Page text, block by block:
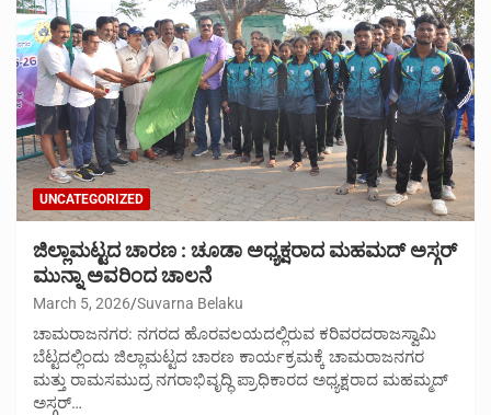
UNCATEGORIZED
ಜಿಲ್ಲಾಮಟ್ಟದ ಚಾರಣ : ಚೂಡಾ ಅಧ್ಯಕ್ಷರಾದ ಮಹಮದ್ ಅಸ್ಗರ್
ಮುನ್ನಾ ಅವರಿಂದ ಚಾಲನೆ
March 5, 2026 Suvarna Belaku
ಚಾಮರಾಜನಗರ: ನಗರದ ಹೊರವಲಯದಲ್ಲಿರುವ ಕರಿವರದರಾಜಸ್ವಾಮಿ
ಬೆಟ್ಟದಲ್ಲಿಂದು ಜಿಲ್ಲಾಮಟ್ಟದ ಚಾರಣ ಕಾರ್ಯಕ್ರಮಕ್ಕೆ ಚಾಮರಾಜನಗರ
ಮತ್ತು ರಾಮಸಮುದ್ರ ನಗರಾಭಿವೃದ್ಧಿ ಪ್ರಾಧಿಕಾರದ ಅಧ್ಯಕ್ಷರಾದ ಮಹಮ್ಮದ್
ಅಸ್ಗರ್…